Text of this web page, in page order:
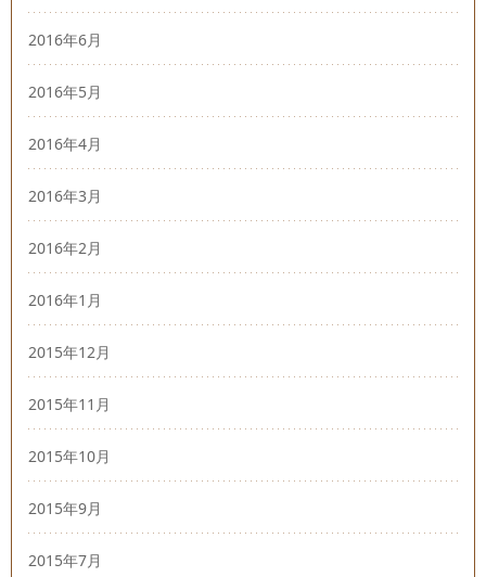
2016年6月
2016年5月
2016年4月
2016年3月
2016年2月
2016年1月
2015年12月
2015年11月
2015年10月
2015年9月
2015年7月